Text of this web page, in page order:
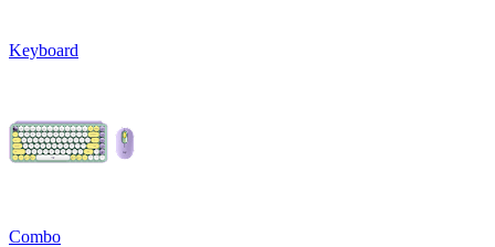
Keyboard
Combo